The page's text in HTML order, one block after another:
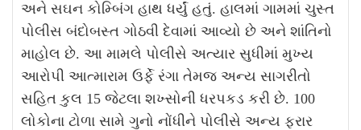
અને સઘન કોમ્બિંગ હાથ ધર્યું હતું. હાલમાં ગામમાં ચુસ્ત
પોલીસ બંદોબસ્ત ગોઠવી દેવામાં આવ્યો છે અને શાંતિનો
માહોલ છે. આ મામલે પોલીસે અત્યાર સુધીમાં મુખ્ય
આરોપી આત્મારામ ઉર્ફે રંગા તેમજ અન્ય સાગરીતો
સહિત કુલ 15 જેટલા શખ્સોની ધરપકડ કરી છે. 100
લોકોના ટોળા સામે ગુનો નોંધીને પોલીસે અન્ય ફરાર